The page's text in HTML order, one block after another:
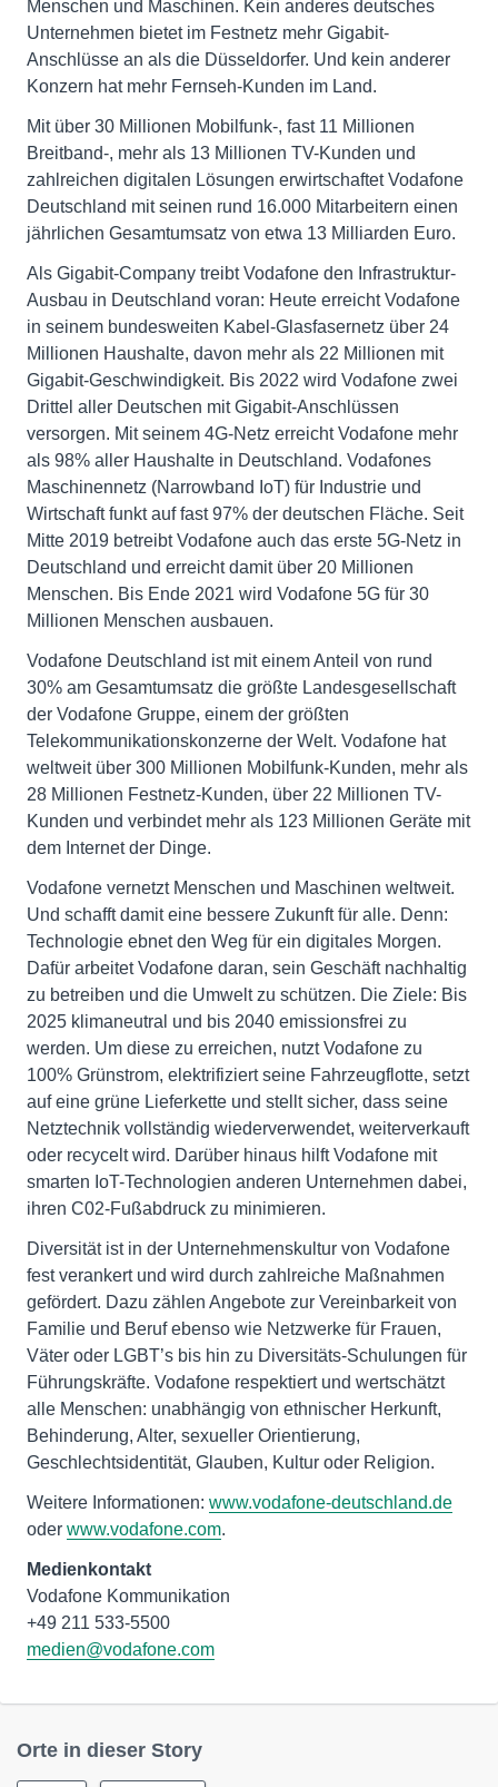
Menschen und Maschinen. Kein anderes deutsches
Unternehmen bietet im Festnetz mehr Gigabit-
Anschlüsse an als die Düsseldorfer. Und kein anderer
Konzern hat mehr Fernseh-Kunden im Land.
Mit über 30 Millionen Mobilfunk-, fast 11 Millionen
Breitband-, mehr als 13 Millionen TV-Kunden und
zahlreichen digitalen Lösungen erwirtschaftet Vodafone
Deutschland mit seinen rund 16.000 Mitarbeitern einen
jährlichen Gesamtumsatz von etwa 13 Milliarden Euro.
Als Gigabit-Company treibt Vodafone den Infrastruktur-
Ausbau in Deutschland voran: Heute erreicht Vodafone
in seinem bundesweiten Kabel-Glasfasernetz über 24
Millionen Haushalte, davon mehr als 22 Millionen mit
Gigabit-Geschwindigkeit. Bis 2022 wird Vodafone zwei
Drittel aller Deutschen mit Gigabit-Anschlüssen
versorgen. Mit seinem 4G-Netz erreicht Vodafone mehr
als 98% aller Haushalte in Deutschland. Vodafones
Maschinennetz (Narrowband IoT) für Industrie und
Wirtschaft funkt auf fast 97% der deutschen Fläche. Seit
Mitte 2019 betreibt Vodafone auch das erste 5G-Netz in
Deutschland und erreicht damit über 20 Millionen
Menschen. Bis Ende 2021 wird Vodafone 5G für 30
Millionen Menschen ausbauen.
Vodafone Deutschland ist mit einem Anteil von rund
30% am Gesamtumsatz die größte Landesgesellschaft
der Vodafone Gruppe, einem der größten
Telekommunikationskonzerne der Welt. Vodafone hat
weltweit über 300 Millionen Mobilfunk-Kunden, mehr als
28 Millionen Festnetz-Kunden, über 22 Millionen TV-
Kunden und verbindet mehr als 123 Millionen Geräte mit
dem Internet der Dinge.
Vodafone vernetzt Menschen und Maschinen weltweit.
Und schafft damit eine bessere Zukunft für alle. Denn:
Technologie ebnet den Weg für ein digitales Morgen.
Dafür arbeitet Vodafone daran, sein Geschäft nachhaltig
zu betreiben und die Umwelt zu schützen. Die Ziele: Bis
2025 klimaneutral und bis 2040 emissionsfrei zu
werden. Um diese zu erreichen, nutzt Vodafone zu
100% Grünstrom, elektrifiziert seine Fahrzeugflotte, setzt
auf eine grüne Lieferkette und stellt sicher, dass seine
Netztechnik vollständig wiederverwendet, weiterverkauft
oder recycelt wird. Darüber hinaus hilft Vodafone mit
smarten IoT-Technologien anderen Unternehmen dabei,
ihren C02-Fußabdruck zu minimieren.
Diversität ist in der Unternehmenskultur von Vodafone
fest verankert und wird durch zahlreiche Maßnahmen
gefördert. Dazu zählen Angebote zur Vereinbarkeit von
Familie und Beruf ebenso wie Netzwerke für Frauen,
Väter oder LGBT’s bis hin zu Diversitäts-Schulungen für
Führungskräfte. Vodafone respektiert und wertschätzt
alle Menschen: unabhängig von ethnischer Herkunft,
Behinderung, Alter, sexueller Orientierung,
Geschlechtsidentität, Glauben, Kultur oder Religion.
Weitere Informationen: www.vodafone-deutschland.de
oder www.vodafone.com.
Medienkontakt
Vodafone Kommunikation
medien@vodafone.com
Orte in dieser Story